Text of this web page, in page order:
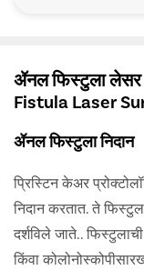
ॲनल फिस्टुला लेसर
Fistula Laser
ॲनल फिस्टुला निदान
प्रिस्टिन केअर
निदान करतात. ते
दर्शविले जाते.. फिस्टुलाची
किंवा